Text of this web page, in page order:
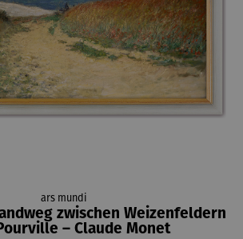
ars mundi
zwischen Weizenfeldern
– Claude Monet